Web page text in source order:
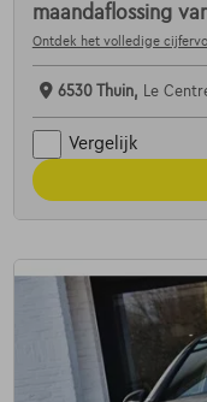
maandaflossing
Ontdek het volledige
6530 Thuin, Le
Vergelijk